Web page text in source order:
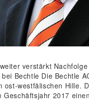
verstärkt
Bechtle Die Bechtle
westfälischen Hille.
2017